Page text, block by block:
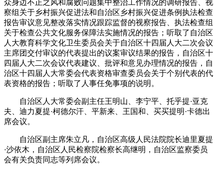
众身边不正之风和腐败问题集中整治工作情况的调研报告、视
察组关于乡村振兴促进法和自治区乡村振兴促进条例执法检查
报告审议意见整改落实情况跟踪监督的视察报告、执法检查组
关于检查公共文化服务保障法实施情况的报告；听取了自治区
人大教育科学文化卫生委员会关于自治区十四届人大二次会议
主席团交付审议的代表提出的议案审议结果的报告，自治区十
四届人大二次会议代表建议、批评和意见办理情况的报告，自
治区十四届人大常委会代表资格审查委员会关于个别代表的代
表资格的报告；听取了人事任免事项的说明。
自治区人大常委会副主任王明山、李宁平、托乎提·亚克
夫、迪力夏提·柯德尔汗、平新来、王国和、买买提明·卡德出
席会议。
自治区副主席朱立凡，自治区高级人民法院院长迪里夏提
·沙依木，自治区人民检察院检察长高继明，自治区监察委员
会有关负责同志等列席会议。